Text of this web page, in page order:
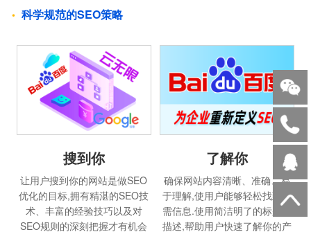
科学规范的SEO策略
搜到你
让用户搜到你的网站是做SEO
优化的目标,拥有精湛的SEO技
术、丰富的经验技巧以及对
SEO规则的深刻把握才有机会
了解你
确保网站内容清晰、准确、易
于理解,使用户能够轻松找到所
需信息.使用简洁明了的标题和
描述,帮助用户快速了解你的产